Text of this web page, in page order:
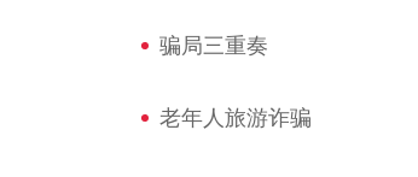
骗局三重奏
老年人旅游诈骗